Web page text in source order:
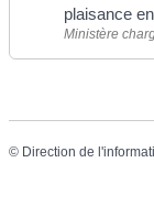
plaisance
Ministère
© Direction de